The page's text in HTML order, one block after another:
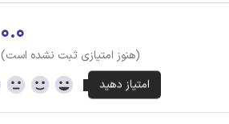
۰.۰
(هنوز امتیازی ثبت نشده است)